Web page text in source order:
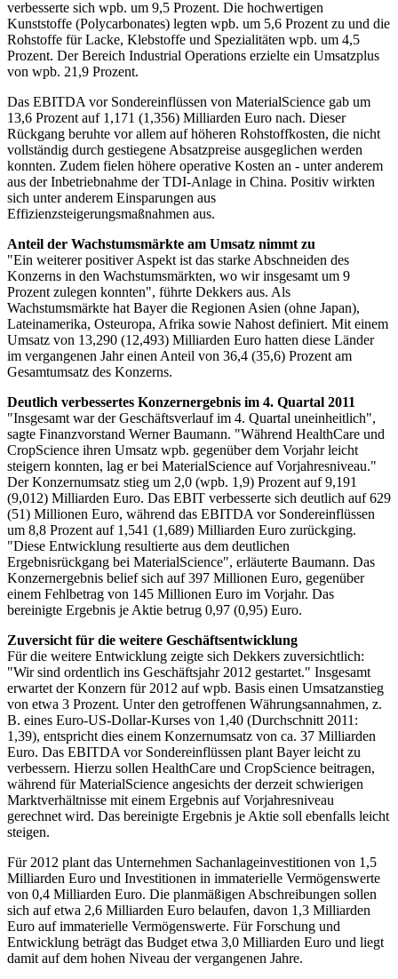
verbesserte sich wpb. um 9,5 Prozent. Die hochwertigen
Kunststoffe (Polycarbonates) legten wpb. um 5,6 Prozent zu und die
Rohstoffe für Lacke, Klebstoffe und Spezialitäten wpb. um 4,5
Prozent. Der Bereich Industrial Operations erzielte ein Umsatzplus
von wpb. 21,9 Prozent.
Das EBITDA vor Sondereinflüssen von MaterialScience gab um
13,6 Prozent auf 1,171 (1,356) Milliarden Euro nach. Dieser
Rückgang beruhte vor allem auf höheren Rohstoffkosten, die nicht
vollständig durch gestiegene Absatzpreise ausgeglichen werden
konnten. Zudem fielen höhere operative Kosten an - unter anderem
aus der Inbetriebnahme der TDI-Anlage in China. Positiv wirkten
sich unter anderem Einsparungen aus
Effizienzsteigerungsmaßnahmen aus.
Anteil der Wachstumsmärkte am Umsatz nimmt zu
"Ein weiterer positiver Aspekt ist das starke Abschneiden des
Konzerns in den Wachstumsmärkten, wo wir insgesamt um 9
Prozent zulegen konnten", führte Dekkers aus. Als
Wachstumsmärkte hat Bayer die Regionen Asien (ohne Japan),
Lateinamerika, Osteuropa, Afrika sowie Nahost definiert. Mit einem
Umsatz von 13,290 (12,493) Milliarden Euro hatten diese Länder
im vergangenen Jahr einen Anteil von 36,4 (35,6) Prozent am
Gesamtumsatz des Konzerns.
Deutlich verbessertes Konzernergebnis im 4. Quartal 2011
"Insgesamt war der Geschäftsverlauf im 4. Quartal uneinheitlich",
sagte Finanzvorstand Werner Baumann. "Während HealthCare und
CropScience ihren Umsatz wpb. gegenüber dem Vorjahr leicht
steigern konnten, lag er bei MaterialScience auf Vorjahresniveau."
Der Konzernumsatz stieg um 2,0 (wpb. 1,9) Prozent auf 9,191
(9,012) Milliarden Euro. Das EBIT verbesserte sich deutlich auf 629
(51) Millionen Euro, während das EBITDA vor Sondereinflüssen
um 8,8 Prozent auf 1,541 (1,689) Milliarden Euro zurückging.
"Diese Entwicklung resultierte aus dem deutlichen
Ergebnisrückgang bei MaterialScience", erläuterte Baumann. Das
Konzernergebnis belief sich auf 397 Millionen Euro, gegenüber
einem Fehlbetrag von 145 Millionen Euro im Vorjahr. Das
bereinigte Ergebnis je Aktie betrug 0,97 (0,95) Euro.
Zuversicht für die weitere Geschäftsentwicklung
Für die weitere Entwicklung zeigte sich Dekkers zuversichtlich:
"Wir sind ordentlich ins Geschäftsjahr 2012 gestartet." Insgesamt
erwartet der Konzern für 2012 auf wpb. Basis einen Umsatzanstieg
von etwa 3 Prozent. Unter den getroffenen Währungsannahmen, z.
B. eines Euro-US-Dollar-Kurses von 1,40 (Durchschnitt 2011:
1,39), entspricht dies einem Konzernumsatz von ca. 37 Milliarden
Euro. Das EBITDA vor Sondereinflüssen plant Bayer leicht zu
verbessern. Hierzu sollen HealthCare und CropScience beitragen,
während für MaterialScience angesichts der derzeit schwierigen
Marktverhältnisse mit einem Ergebnis auf Vorjahresniveau
gerechnet wird. Das bereinigte Ergebnis je Aktie soll ebenfalls leicht
steigen.
Für 2012 plant das Unternehmen Sachanlageinvestitionen von 1,5
Milliarden Euro und Investitionen in immaterielle Vermögenswerte
von 0,4 Milliarden Euro. Die planmäßigen Abschreibungen sollen
sich auf etwa 2,6 Milliarden Euro belaufen, davon 1,3 Milliarden
Euro auf immaterielle Vermögenswerte. Für Forschung und
Entwicklung beträgt das Budget etwa 3,0 Milliarden Euro und liegt
damit auf dem hohen Niveau der vergangenen Jahre.